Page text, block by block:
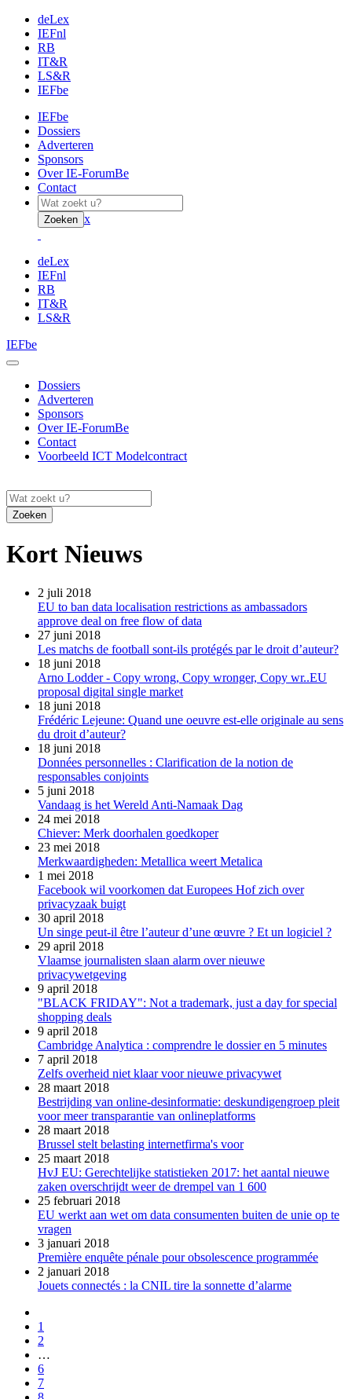
deLex
IEFnl
RB
IT&R
LS&R
IEFbe
IEFbe
Dossiers
Adverteren
Sponsors
Over IE-ForumBe
Contact
Zoeken x
deLex
IEFnl
RB
IT&R
LS&R
IEFbe
Dossiers
Adverteren
Sponsors
Over IE-ForumBe
Contact
Voorbeeld ICT Modelcontract
Zoeken
Kort Nieuws
2 juli 2018
EU to ban data localisation restrictions as ambassadors
approve deal on free flow of data
27 juni 2018
Les matchs de football sont-ils protégés par le droit d’auteur?
18 juni 2018
Arno Lodder - Copy wrong, Copy wronger, Copy wr..EU
proposal digital single market
18 juni 2018
Frédéric Lejeune: Quand une oeuvre est-elle originale au sens
du droit d’auteur?
18 juni 2018
Données personnelles : Clarification de la notion de
responsables conjoints
5 juni 2018
Vandaag is het Wereld Anti-Namaak Dag
24 mei 2018
Chiever: Merk doorhalen goedkoper
23 mei 2018
Merkwaardigheden: Metallica weert Metalica
1 mei 2018
Facebook wil voorkomen dat Europees Hof zich over
privacyzaak buigt
30 april 2018
Un singe peut-il être l’auteur d’une œuvre ? Et un logiciel ?
29 april 2018
Vlaamse journalisten slaan alarm over nieuwe
privacywetgeving
9 april 2018
"BLACK FRIDAY": Not a trademark, just a day for special
shopping deals
9 april 2018
Cambridge Analytica : comprendre le dossier en 5 minutes
7 april 2018
Zelfs overheid niet klaar voor nieuwe privacywet
28 maart 2018
Bestrijding van online-desinformatie: deskundigengroep pleit
voor meer transparantie van onlineplatforms
28 maart 2018
Brussel stelt belasting internetfirma's voor
25 maart 2018
HvJ EU: Gerechtelijke statistieken 2017: het aantal nieuwe
zaken overschrijdt weer de drempel van 1 600
25 februari 2018
EU werkt aan wet om data consumenten buiten de unie op te
vragen
3 januari 2018
Première enquête pénale pour obsolescence programmée
2 januari 2018
Jouets connectés : la CNIL tire la sonnette d’alarme
1
2
…
6
7